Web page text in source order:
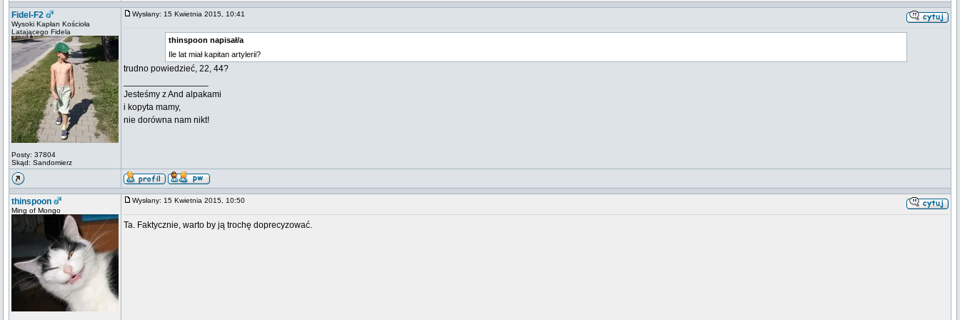
Fidel-F2
Wysoki Kapłan Kościoła
Latającego Fidela
Posty: 37804
Skąd: Sandomierz
Wysłany: 15 Kwietnia 2015, 10:41
thinspoon napisał/a
Ile lat miał kapitan artylerii?
trudno powiedzieć, 22, 44?
Jesteśmy z And alpakami
i kopyta mamy,
nie dorówna nam nikt!
thinspoon
Ming of Mongo
Wysłany: 15 Kwietnia 2015, 10:50
Ta. Faktycznie, warto by ją trochę doprecyzować.